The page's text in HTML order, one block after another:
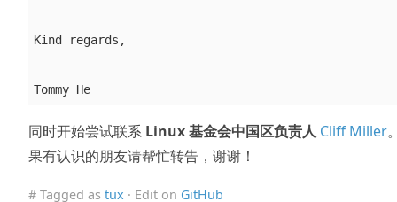
Kind regards,
Tommy He
同时开始尝试联系 Linux 基金会中国区负责人 Cliff Miller
果有认识的朋友请帮忙转告，谢谢！
# Tagged as tux · Edit on GitHub